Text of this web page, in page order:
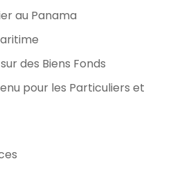
au Panama
des Biens Fonds
pour les Particuliers et